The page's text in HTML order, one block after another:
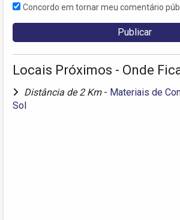
Concordo em tornar meu comentário
Locais Próximos - Onde
Distância de 2 Km - Materiais de
Sol